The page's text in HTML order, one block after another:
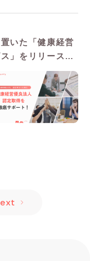
いた「健康経営
」をリリース。
める健康経営。